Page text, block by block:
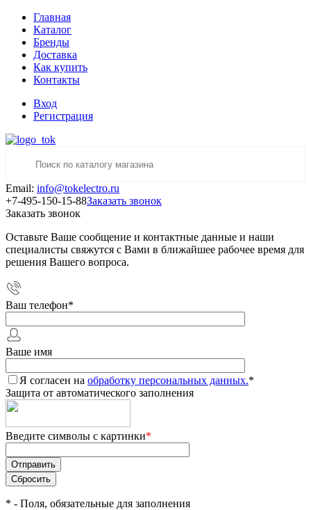
Главная
Каталог
Бренды
Доставка
Как купить
Контакты
Вход
Регистрация
Email: info@tokelectro.ru
+7-495-150-15-88Заказать звонок
Заказать звонок
Оставьте Ваше сообщение и контактные данные и наши
специалисты свяжутся с Вами в ближайшее рабочее время для
решения Вашего вопроса.
Ваш телефон*
Ваше имя
Я согласен на обработку персональных данных.*
Защита от автоматического заполнения
Введите символы с картинки*
* - Поля, обязательные для заполнения